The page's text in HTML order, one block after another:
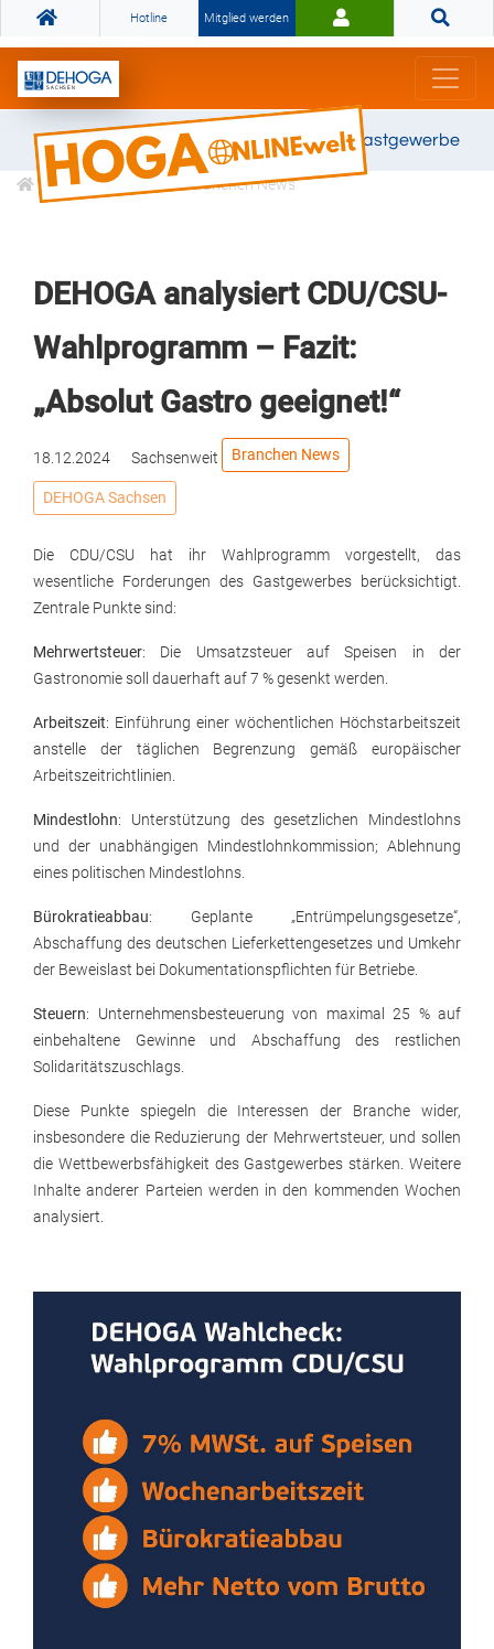
Hotline Mitglied werden
Gemeinsam stark für das Gastgewerbe
Informationen Branchen News
DEHOGA analysiert CDU/CSU-
Wahlprogramm – Fazit:
„Absolut Gastro geeignet!“
18.12.2024 Sachsenweit Branchen News
DEHOGA Sachsen
Die CDU/CSU hat ihr Wahlprogramm vorgestellt, das
wesentliche Forderungen des Gastgewerbes berücksichtigt.
Zentrale Punkte sind:
Mehrwertsteuer: Die Umsatzsteuer auf Speisen in der
Gastronomie soll dauerhaft auf 7 % gesenkt werden.
Arbeitszeit: Einführung einer wöchentlichen Höchstarbeitszeit
anstelle der täglichen Begrenzung gemäß europäischer
Arbeitszeitrichtlinien.
Mindestlohn: Unterstützung des gesetzlichen Mindestlohns
und der unabhängigen Mindestlohnkommission; Ablehnung
eines politischen Mindestlohns.
Bürokratieabbau: Geplante „Entrümpelungsgesetze“,
Abschaffung des deutschen Lieferkettengesetzes und Umkehr
der Beweislast bei Dokumentationspflichten für Betriebe.
Steuern: Unternehmensbesteuerung von maximal 25 % auf
einbehaltene Gewinne und Abschaffung des restlichen
Solidaritätszuschlags.
Diese Punkte spiegeln die Interessen der Branche wider,
insbesondere die Reduzierung der Mehrwertsteuer, und sollen
die Wettbewerbsfähigkeit des Gastgewerbes stärken. Weitere
Inhalte anderer Parteien werden in den kommenden Wochen
analysiert.